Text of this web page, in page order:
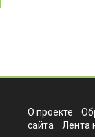
О проекте
сайта
Лента